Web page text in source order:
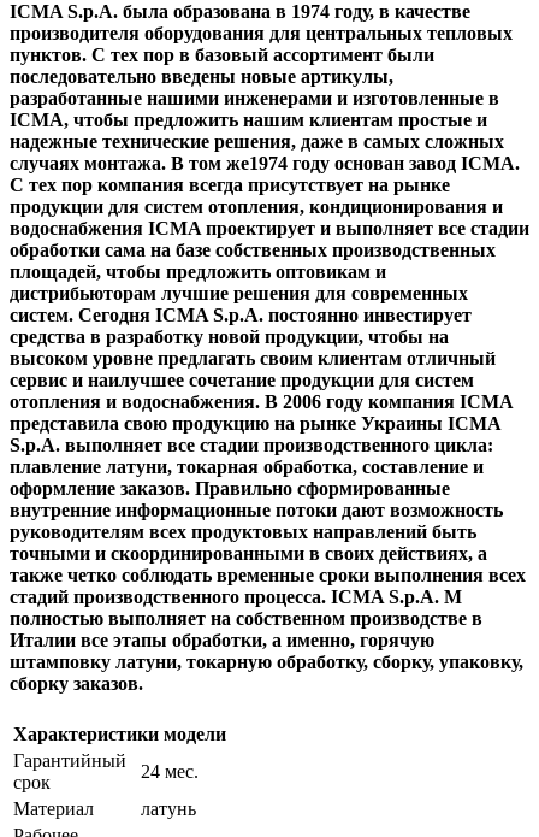
ICMA S.p.A. была образована в 1974 году, в качестве
производителя оборудования для центральных тепловых
пунктов. С тех пор в базовый ассортимент были
последовательно введены новые артикулы,
разработанные нашими инженерами и изготовленные в
ICMA, чтобы предложить нашим клиентам простые и
надежные технические решения, даже в самых сложных
случаях монтажа. В том же1974 году основан завод ICMA.
С тех пор компания всегда присутствует на рынке
продукции для систем отопления, кондиционирования и
водоснабжения ICMA проектирует и выполняет все стадии
обработки сама на базе собственных производственных
площадей, чтобы предложить оптовикам и
дистрибьюторам лучшие решения для современных
систем. Сегодня ICMA S.p.A. постоянно инвестирует
средства в разработку новой продукции, чтобы на
высоком уровне предлагать своим клиентам отличный
сервис и наилучшее сочетание продукции для систем
отопления и водоснабжения. В 2006 году компания ICMA
представила свою продукцию на рынке Украины ICMA
S.p.A. выполняет все стадии производственного цикла:
плавление латуни, токарная обработка, составление и
оформление заказов. Правильно сформированные
внутренние информационные потоки дают возможность
руководителям всех продуктовых направлений быть
точными и скоординированными в своих действиях, а
также четко соблюдать временные сроки выполнения всех
стадий производственного процесса. ICMA S.p.A. M
полностью выполняет на собственном производстве в
Италии все этапы обработки, а именно, горячую
штамповку латуни, токарную обработку, сборку, упаковку,
сборку заказов.
Характеристики модели
Гарантийный
срок
24 мес.
Материал
латунь